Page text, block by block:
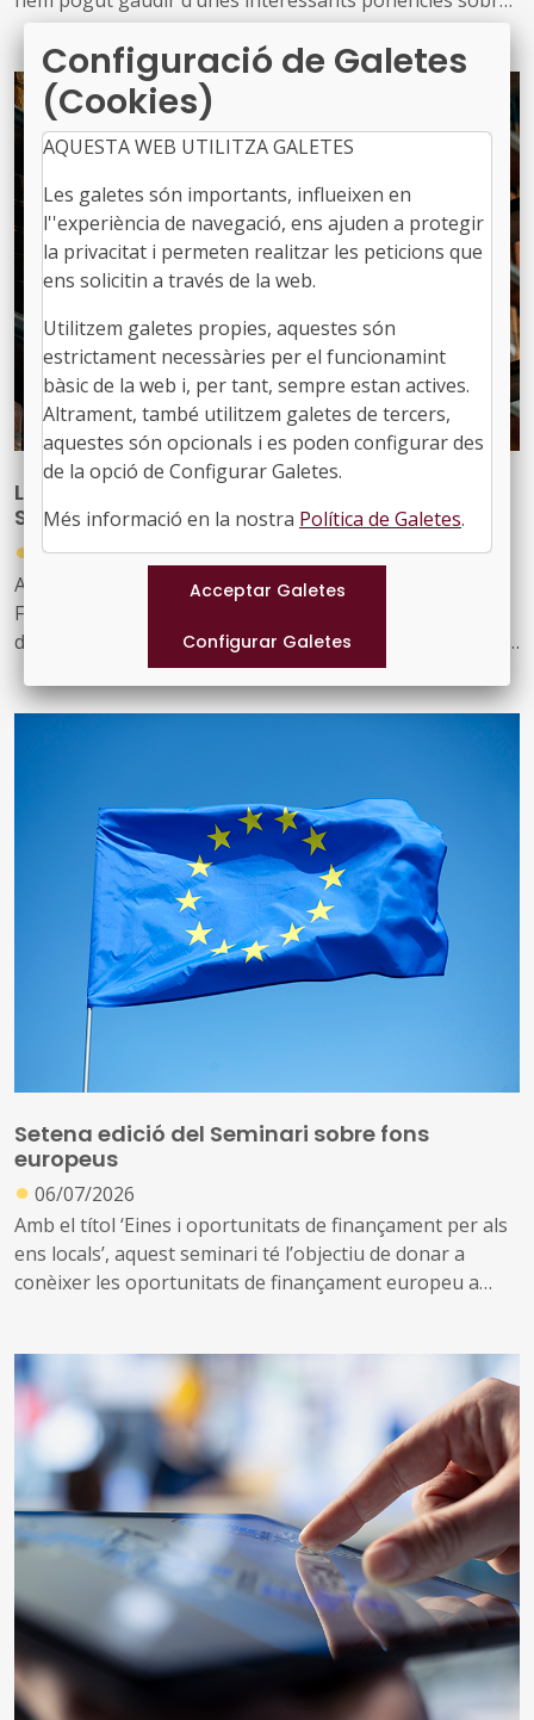
equilibri intern, comunicació interpersonal i l’ordre com
a aliat en el treball
L’FMC organitza una nova edició del seu
Seminari de Dret Local
●
06/07/2026
Aquesta 39a edició del Seminari de Dret Local de la
Federació de Municipis de Catalunya, que se celebrarà
del 23 d'octubre de 2026 a l’11 de juny de 2027, manté el
compromís amb l’anàlisi de qüestions d’actualitat i de
gran rellevància per al món local, especialment aquelles
que tenen implicacions jurídiques destacades i que han
El Seminari es dedicarà a examinar aquestes temàtiques
des de diferents perspectives, tenint en compte que una
part d’aquesta edició es desenvoluparà en període
electoral en l’àmbit local. Així, s’abordaran qüestions
relatives al procés electoral local, la millora dels serveis
públics, la simplificació i acceleració administratives, la
contractació pública, l’urbanisme i l’habitatge, els
sistemes algorítmics i la intel·ligència artificial, les
aportacions de les ciències del comportament al dret
local o elcompliancepúblic, entre d’altres
Setena edició del Seminari sobre fons
europeus
● 06/07/2026
Amb el títol ‘Eines i oportunitats de finançament per als
ens locals’, aquest seminari té l’objectiu de donar a
conèixer les oportunitats de finançament europeu a
mecanismes a través dels quals s’hi pot accedir
Aquesta setena edició tindrà lloc de l’octubre de 2026
fins a febrer de 2027 i s’adreça a càrrecs polítics i tècnics
del món local especialment relacionats en
desenvolupament local i promoció econòmica
Configuració de Galetes
(Cookies)
AQUESTA WEB UTILITZA GALETES
Les galetes són importants, influeixen en
l''experiència de navegació, ens ajuden a protegir
la privacitat i permeten realitzar les peticions que
ens solicitin a través de la web.
Utilitzem galetes propies, aquestes són
estrictament necessàries per el funcionamint
bàsic de la web i, per tant, sempre estan actives.
Altrament, també utilitzem galetes de tercers,
aquestes són opcionals i es poden configurar des
de la opció de Configurar Galetes.
Més informació en la nostra Política de Galetes.